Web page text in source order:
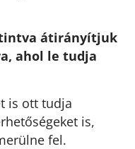
átirányítjuk
ahol le tudja
is ott tudja
is,
fel.